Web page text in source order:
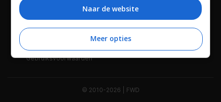
Adverteren Contact
Gebruiksvoorwaarden
© 2010-2026 | FWD
Bepaalde leveranciers kunnen uw persoonsgegevens
beheren. Zoek onderaan deze pagina of in het sitemenu naar
een link om uw toestemming te beheren of in te trekken via de
privacy- en cookie-instellingen.
Naar de website
Meer opties